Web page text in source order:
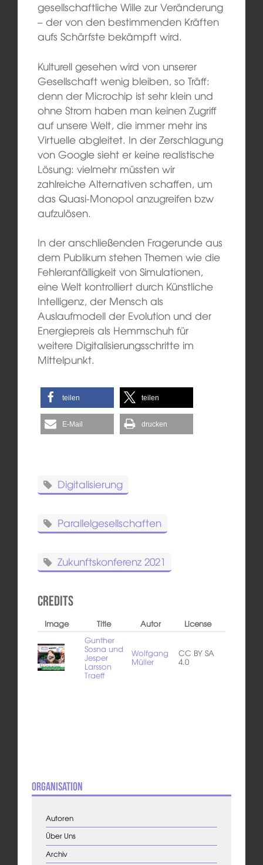
gesellschaftliche Wille zur Veränderung
– der von den bestimmenden Kräften
aufs Schärfste bekämpft wird.
Kulturell gesehen wird von unserer
Gesellschaft wenig bleiben, so Träff:
denn der Microchip ist sehr klein und
ohne Strom haben man keinen Zugriff
auf unsere Welt, die immer mehr ins
Virtuelle abgleitet. In der Zerschlagung
von Google sieht er keine realistische
Lösung: vielmehr müssten wir
zahlreiche Alternativen schaffen, um
das Quasi-Monopol anzugreifen bzw
aufzulösen.
In der anschließenden Fragerunde aus
dem Publikum stehen Themen wie die
Fehleranfälligkeit von Simulationen,
eine Welt kontrolliert durch Künstliche
Intelligenz, der Mensch als
Auslaufmodell der Evolution und der
Energiepreis als Hemmschuh für
weitere Digitalisierungsschritte im
Mittelpunkt.
teilen teilen
E-Mail drucken
Digitalisierung
Parallelgesellschaften
Zukunftskonferenz 2021
Credits
Image Title Autor
License
Gunther
Sosna und
Jesper
Larsson
Traeff
Wolfgang
Müller
CC BY SA
4.0
Organisation
Autoren
Über Uns
Archiv